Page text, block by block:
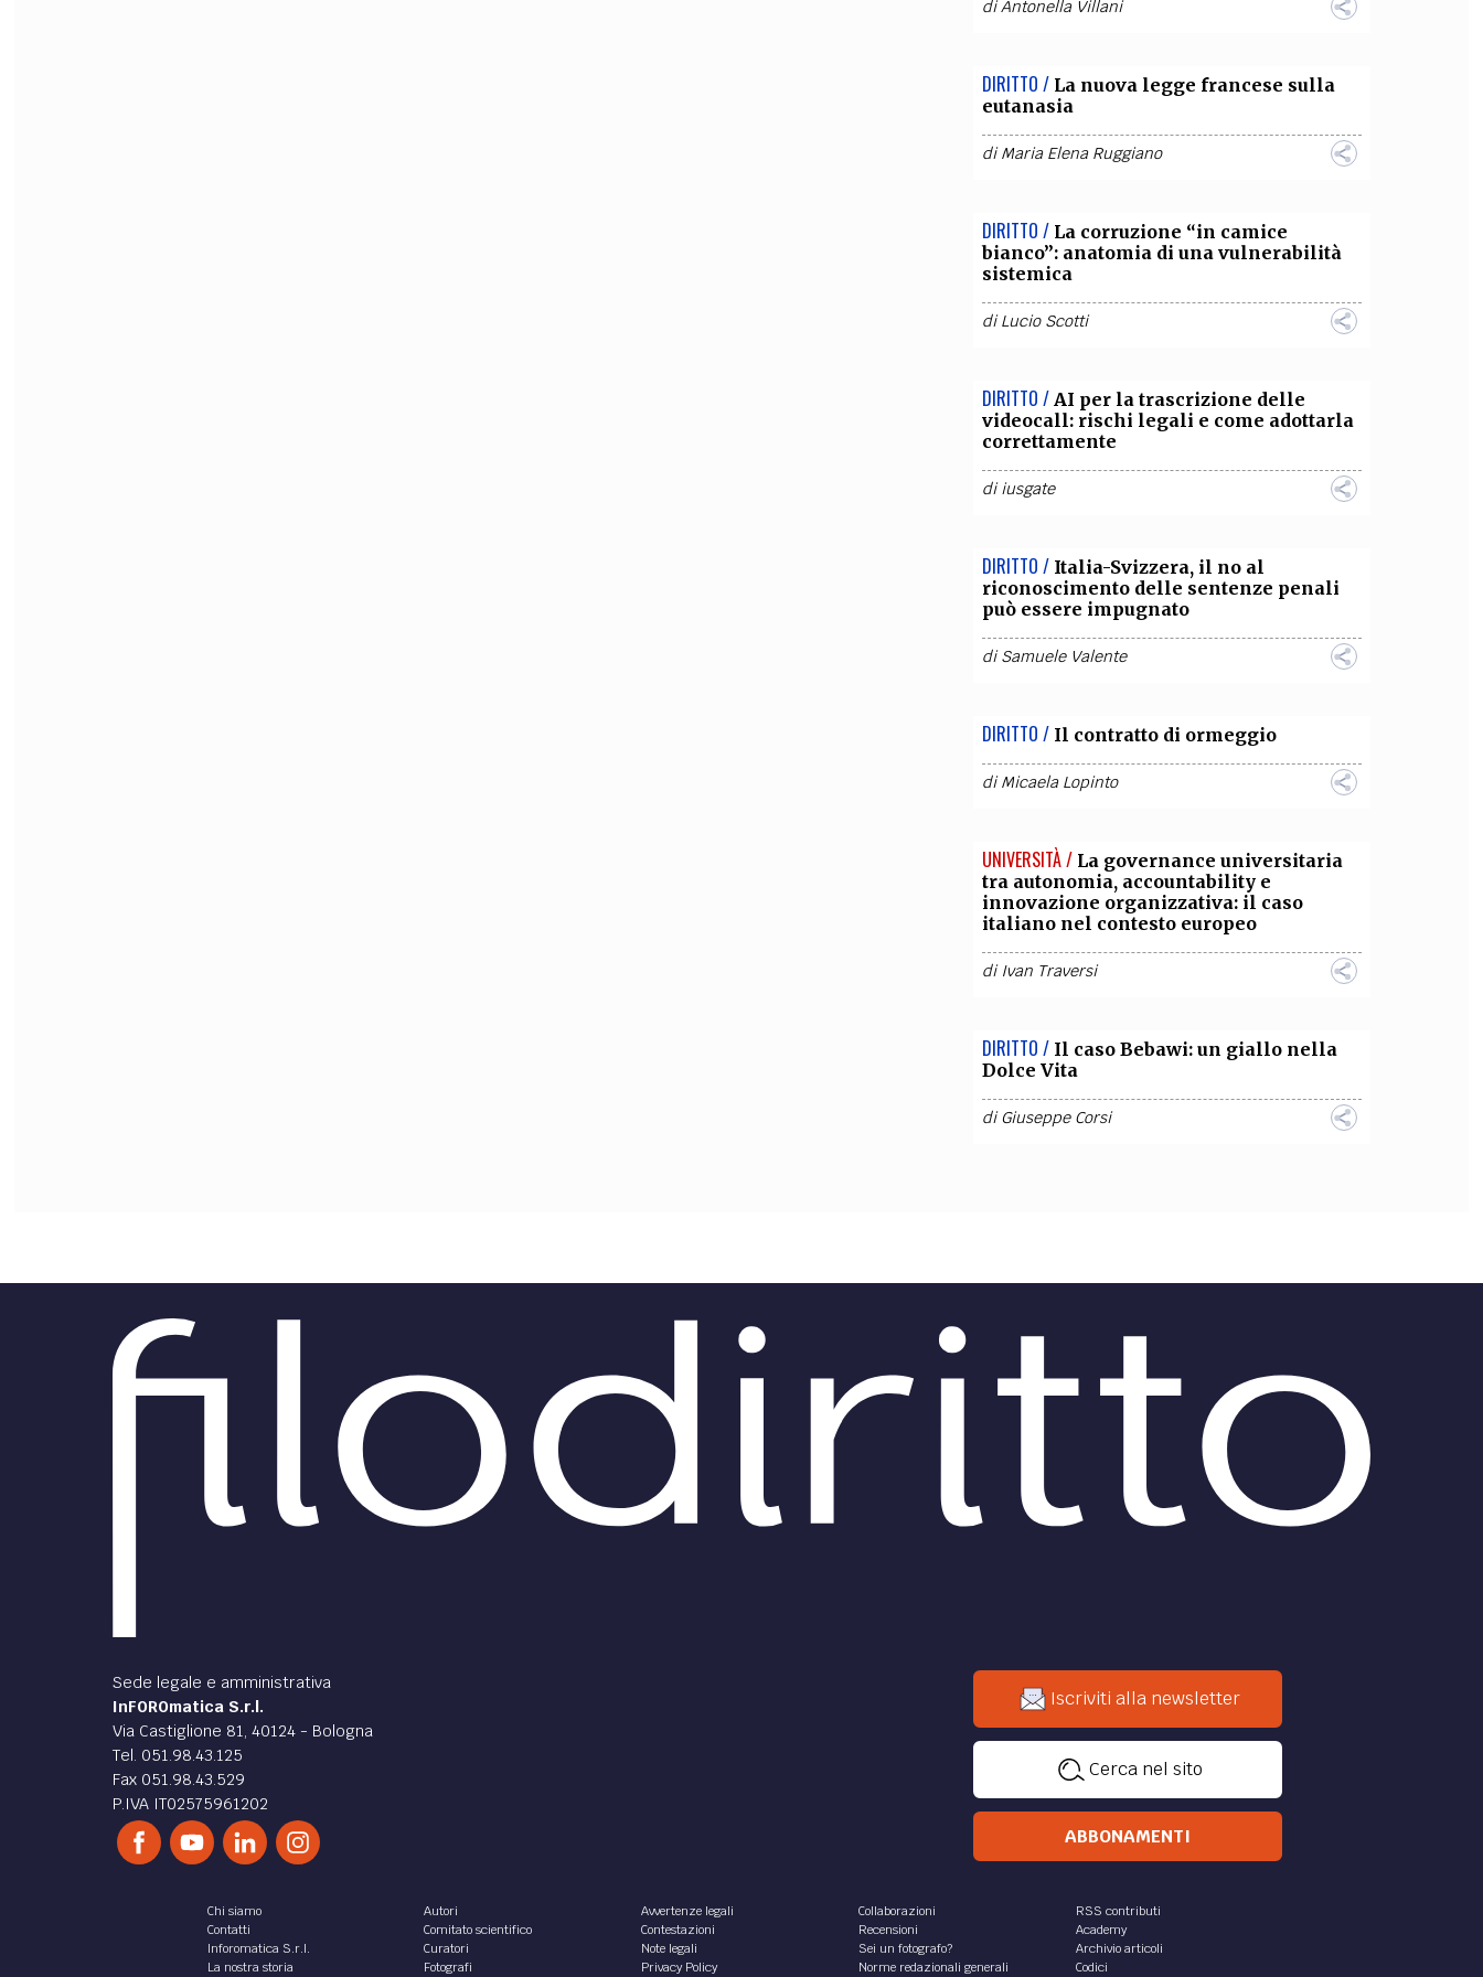
diAntonella Villani
DIRITTO / La nuova legge francese sulla
eutanasia
diMaria Elena Ruggiano
DIRITTO / La corruzione “in camice
bianco”: anatomia di una vulnerabilità
sistemica
diLucio Scotti
DIRITTO / AI per la trascrizione delle
videocall: rischi legali e come adottarla
correttamente
diiusgate
DIRITTO / Italia-Svizzera, il no al
riconoscimento delle sentenze penali
può essere impugnato
diSamuele Valente
DIRITTO / Il contratto di ormeggio
diMicaela Lopinto
UNIVERSITÀ / La governance universitaria
tra autonomia, accountability e
innovazione organizzativa: il caso
italiano nel contesto europeo
di Ivan Traversi
DIRITTO / Il caso Bebawi: un giallo nella
Dolce Vita
diGiuseppe Corsi
Sede legale e amministrativa
InFOROmatica S.r.l.
Via Castiglione 81, 40124 - Bologna
Tel. 051.98.43.125
Fax 051.98.43.529
P.IVA IT02575961202
Iscriviti alla newsletter
Cerca nel sito
ABBONAMENTI
Chi siamo
Contatti
Inforomatica S.r.l.
La nostra storia
Autori
Comitato scientifico
Curatori
Fotografi
Avvertenze legali
Contestazioni
Note legali
Privacy Policy
Collaborazioni
Recensioni
Sei un fotografo?
Norme redazionali generali
RSS contributi
Academy
Archivio articoli
Codici